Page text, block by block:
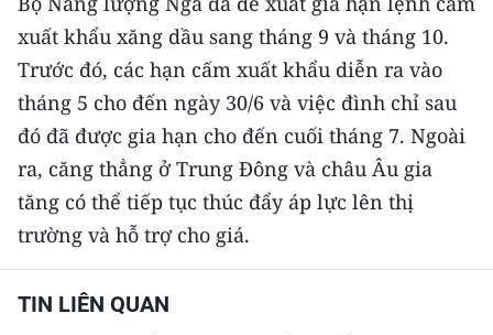
Infographic
TIN MỚI
TIN ĐỊA PHƯƠNG
Trung du và miền núi phía Bắc
Đồng bằng sông Hồng
xuất khẩu xăng dầu sang tháng 9 và tháng 10.
Trước đó, các hạn cấm xuất khẩu diễn ra vào
tháng 5 cho đến ngày 30/6 và việc đình chỉ sau
đó đã được gia hạn cho đến cuối tháng 7. Ngoài
ra, căng thẳng ở Trung Đông và châu Âu gia
tăng có thể tiếp tục thúc đẩy áp lực lên thị
trường và hỗ trợ cho giá.
TIN LIÊN QUAN